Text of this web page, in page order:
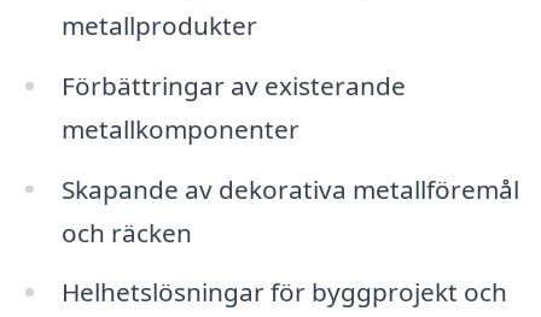
metallprodukter
Förbättringar av existerande
metallkomponenter
Skapande av dekorativa metallföremål
och räcken
Helhetslösningar för byggprojekt och